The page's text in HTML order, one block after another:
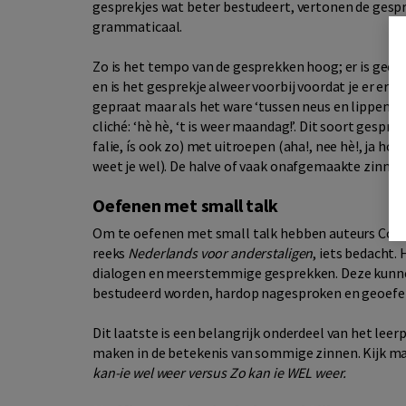
gesprekjes wat beter bestudeert, vertonen de
grammaticaal.
Zo is het tempo van de gesprekken hoog; er is
en is het gesprekje alweer voorbij voordat je er
gepraat maar als het ware ‘tussen neus en lippen
cliché: ‘hè hè, ‘t is weer maandag!’. Dit soort
falie, ís ook zo) met uitroepen (aha!, nee hè!, ja
weet je wel). De halve of vaak onafgemaakte
Oefenen met small talk
Om te oefenen met small talk hebben auteurs
reeks Nederlands voor anderstaligen, iets bedacht.
dialogen en meerstemmige gesprekken. Deze
bestudeerd worden, hardop nagesproken en
Dit laatste is een belangrijk onderdeel van het
maken in de betekenis van sommige zinnen. Kijk
kan-ie wel weer versus Zo kan ie WEL weer.